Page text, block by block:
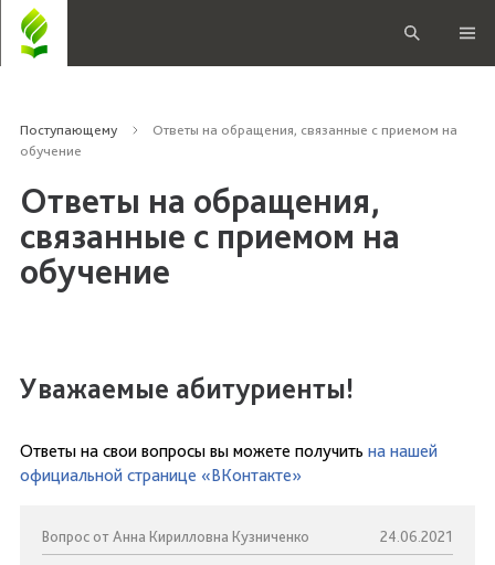
Поступающему
Ответы на обращения, связанные с приемом на
обучение
Ответы на обращения,
связанные с приемом на
обучение
Уважаемые абитуриенты!
Ответы на свои вопросы вы можете получить на нашей
официальной странице «ВКонтакте»
Вопрос от Анна Кирилловна Кузниченко 24.06.2021